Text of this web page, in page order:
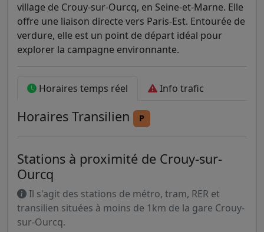
village de Crouy-sur-Ourcq, en Seine-et-Marne. Elle
offre une liaison directe vers Paris-Est. Entourée de
verdure, elle est un point de départ idéal pour
explorer la campagne environnante.
Horaires temps réel Info trafic
Horaires Transilien P
Stations à proximité de Crouy-sur-
Ourcq
Il s'agit des stations de métro, tram, RER et
transilien situées à moins de 1km de la gare Crouy-
sur-Ourcq.